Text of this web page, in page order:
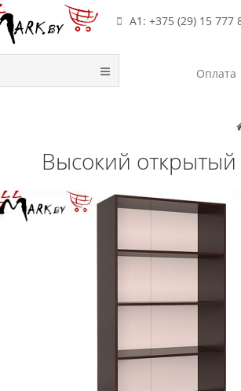
А1: +375 (29) 15 777
Оплата
Высокий